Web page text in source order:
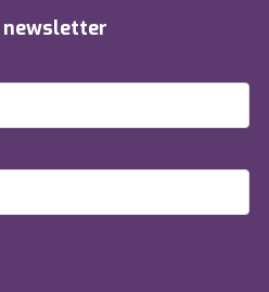
newsletter